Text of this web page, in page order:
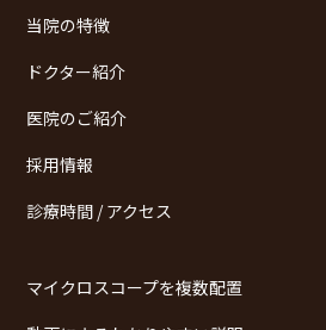
当院の特徴
ドクター紹介
医院のご紹介
採用情報
診療時間 / アクセス
マイクロスコープを複数配置